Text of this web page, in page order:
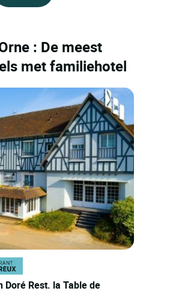
: De meest
met familiehotel
Doré Rest. la Table de